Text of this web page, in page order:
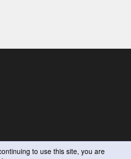
to use this site, you are